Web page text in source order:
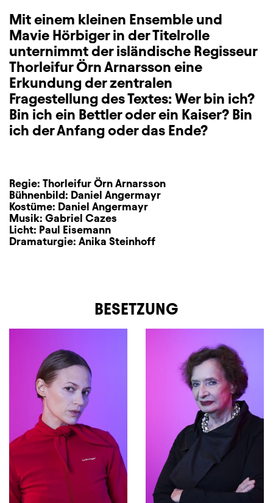
Mit einem kleinen Ensemble und
Mavie Hörbiger in der Titelrolle
unternimmt der isländische Regisseur
Thorleifur Örn Arnarsson eine
Erkundung der zentralen
Fragestellung des Textes: Wer bin ich?
Bin ich ein Bettler oder ein Kaiser? Bin
ich der Anfang oder das Ende?
Regie: Thorleifur Örn Arnarsson
Bühnenbild: Daniel Angermayr
Kostüme: Daniel Angermayr
Musik: Gabriel Cazes
Licht: Paul Eisemann
Dramaturgie: Anika Steinhoff
BESETZUNG